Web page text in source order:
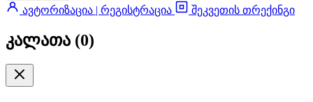
ავტორიზაცია | რეგისტრაცია
შეკვეთის თრექინგი
კალათა (0)